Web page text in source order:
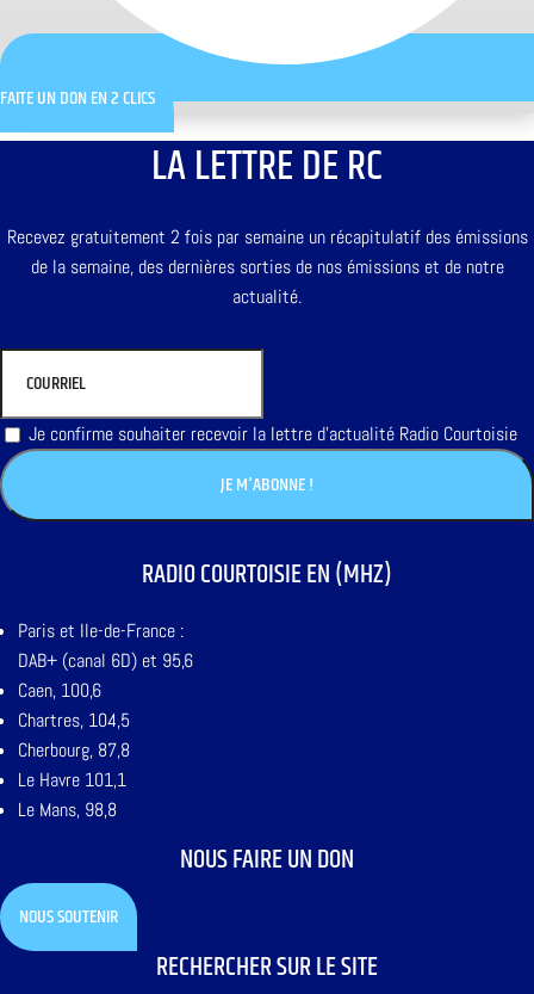
FAITE UN DON EN 2 CLICS
LA LETTRE DE RC
Recevez gratuitement 2 fois par semaine un récapitulatif des émissions
de la semaine, des dernières sorties de nos émissions et de notre
actualité.
Je confirme souhaiter recevoir la lettre d'actualité Radio Courtoisie
RADIO COURTOISIE EN (MHZ)
Paris et Ile-de-France :
DAB+ (canal 6D) et 95,6
Caen, 100,6
Chartres, 104,5
Cherbourg, 87,8
Le Havre 101,1
Le Mans, 98,8
NOUS FAIRE UN DON
NOUS SOUTENIR
RECHERCHER SUR LE SITE